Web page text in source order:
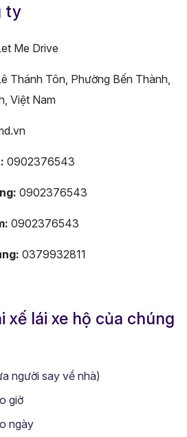
ty
Me Drive
Thánh Tôn, Phường Bến Thành,
Việt Nam
0902376543
0902376543
0902376543
0379932811
xế lái xe hộ của chúng
người say về nhà)
giờ
ngày